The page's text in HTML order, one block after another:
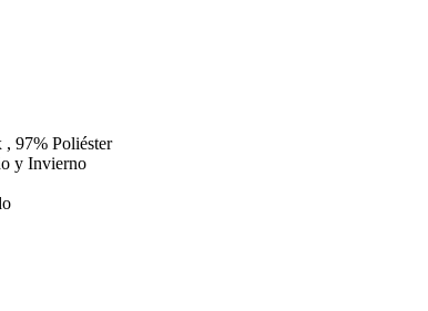
, 97% Poliéster
y Invierno